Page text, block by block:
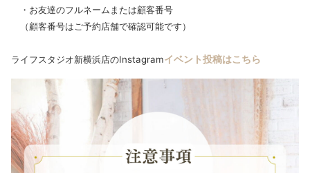
・お友達のフルネームまたは顧客番号
（顧客番号はご予約店舗で確認可能です）
ライフスタジオ新横浜店のInstagramイベント投稿はこちら